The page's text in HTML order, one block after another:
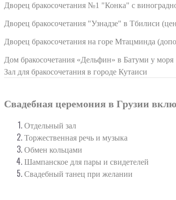
Дворец бракосочетания №1 "Конка" с
Дворец бракосочетания "Узнадзе" в Тбилиси
Дворец бракосочетания на горе Мтацминда
Дом бракосочетания «Дельфин» в Батуми у моря
Зал для бракосочетания в городе Кутаиси
Свадебная церемония в Грузии
Отдельный зал
Торжественная речь и музыка
Обмен кольцами
Шампанское для пары и свидетелей
Свадебный танец при желании